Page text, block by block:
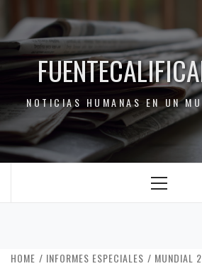
NOTICIAS HUMANAS EN UN
HOME INFORMES ESPECIALES
MUNDIAL